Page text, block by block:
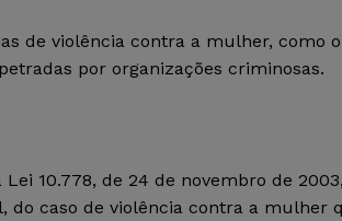
de violência contra a mulher, como
por organizações criminosas.
Lei 10.778, de 24 de novembro de
do caso de violência contra a mulher